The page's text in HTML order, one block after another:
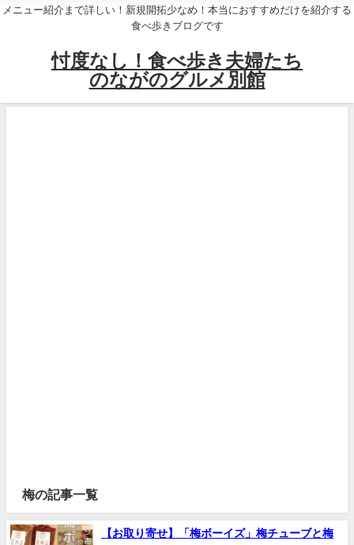
メニュー紹介まで詳しい！新規開拓少なめ！本当におすすめだけを紹介する
食べ歩きブログです
忖度なし！食べ歩き夫婦たち
のながのグルメ別館
梅の記事一覧
【お取り寄せ】「梅ボーイズ」梅チューブと梅